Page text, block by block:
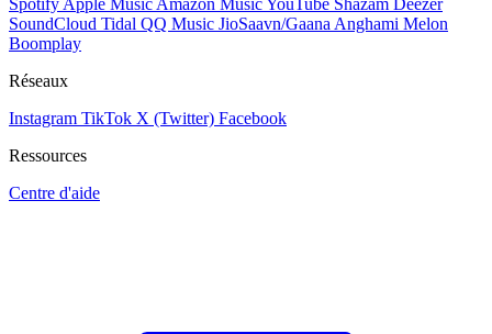
SoundCloud Tidal QQ Music JioSaavn/Gaana Anghami Melon
Boomplay
Réseaux
Instagram TikTok X (Twitter) Facebook
Ressources
Centre d'aide